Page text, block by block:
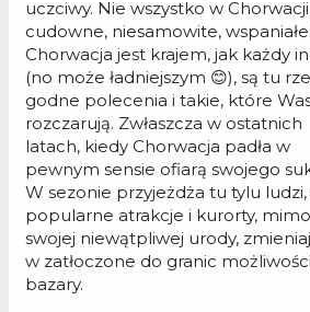
uczciwy. Nie wszystko w
cudowne, niesamowite,
Chorwacja jest krajem, jak każdy
(no może ładniejszym 😊), są tu
godne polecenia i takie, które
rozczarują. Zwłaszcza w ostatnich
latach, kiedy Chorwacja padła w
pewnym sensie ofiarą swojego
W sezonie przyjeżdża tu tylu ludzi,
popularne atrakcje i kurorty, mimo
swojej niewątpliwej urody,
w zatłoczone do granic możliwości
bazary.